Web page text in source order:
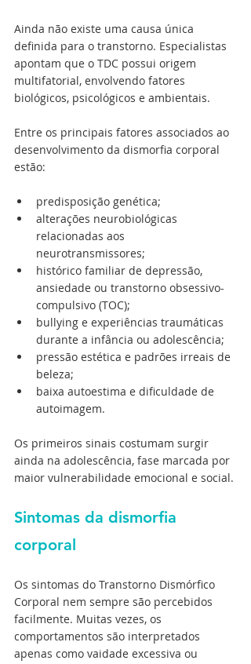
Ainda não existe uma causa única
definida para o transtorno. Especialistas
apontam que o TDC possui origem
multifatorial, envolvendo fatores
biológicos, psicológicos e ambientais.
Entre os principais fatores associados ao
desenvolvimento da dismorfia corporal
estão:
predisposição genética;
alterações neurobiológicas
relacionadas aos
neurotransmissores;
histórico familiar de depressão,
ansiedade ou transtorno obsessivo-
compulsivo (TOC);
bullying e experiências traumáticas
durante a infância ou adolescência;
pressão estética e padrões irreais de
beleza;
baixa autoestima e dificuldade de
autoimagem.
Os primeiros sinais costumam surgir
ainda na adolescência, fase marcada por
maior vulnerabilidade emocional e social.
Sintomas da dismorfia
corporal
Os sintomas do Transtorno Dismórfico
Corporal nem sempre são percebidos
facilmente. Muitas vezes, os
comportamentos são interpretados
apenas como vaidade excessiva ou